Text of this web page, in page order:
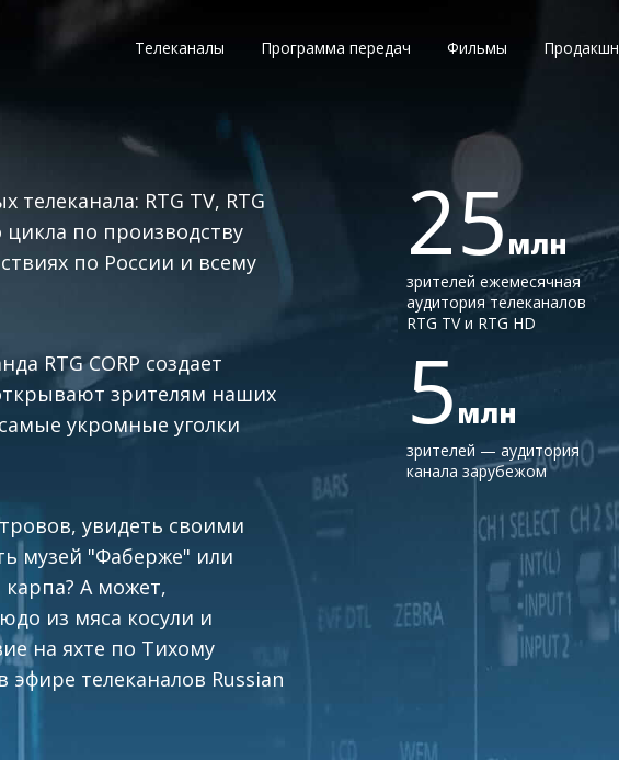
Телеканалы Программа передач Фильмы Продакшн
телеканала: RTG TV, RTG
цикла по производству
по России и всему
RTG CORP создает
зрителям наших
укромные уголки
увидеть своими
музей "Фаберже" или
А может,
из мяса косули и
на яхте по Тихому
эфире телеканалов Russian
25млн
зрителей ежемесячная
аудитория телеканалов
RTG TV и RTG HD
5млн
зрителей — аудитория
канала зарубежом